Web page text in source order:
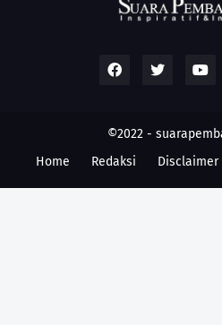
©2022 -
Home
Redaksi Disclaimer